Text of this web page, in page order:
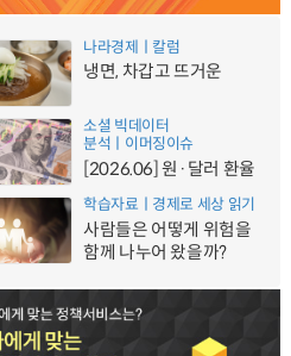
나라경제ㅣ칼럼
냉면, 차갑고 뜨거운
소셜 빅데이터
분석ㅣ이머징이슈
[2026.06] 원·달러 환율
학습자료ㅣ경제로 세상 읽기
사람들은 어떻게 위험을
함께 나누어 왔을까?